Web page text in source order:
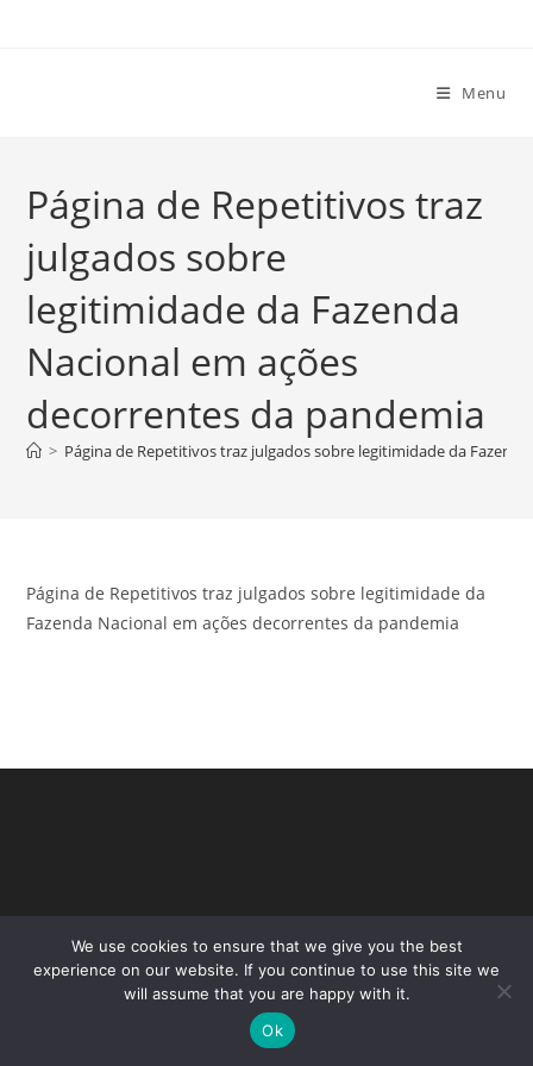
Menu
Página de Repetitivos traz
julgados sobre
legitimidade da Fazenda
Nacional em ações
decorrentes da pandemia
> Página de Repetitivos traz julgados sobre legitimidade da
Página de Repetitivos traz julgados sobre legitimidade da
Fazenda Nacional em ações decorrentes da pandemia
Copyright - WordPress Theme by OceanWP
We use cookies to ensure that we give you the best
experience on our website. If you continue to use this site we
will assume that you are happy with it.
Ok